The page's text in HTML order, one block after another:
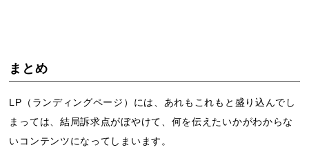
まとめ
LP（ランディングページ）には、あれもこれもと盛り込んでし
まっては、結局訴求点がぼやけて、何を伝えたいかがわからな
いコンテンツになってしまいます。